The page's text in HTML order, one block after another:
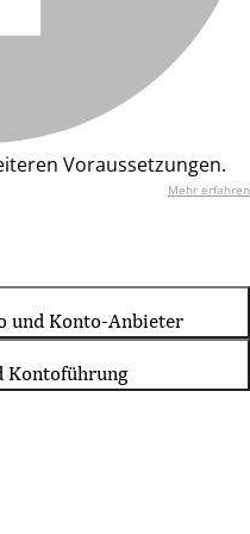
Voraussetzungen.
Mehr erfahren
und Konto-Anbieter
Kontoführung